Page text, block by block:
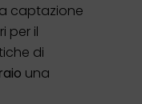
captazione
per il
di
una